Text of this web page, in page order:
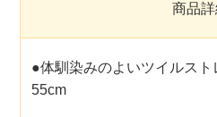
商品
●体馴染みのよいツイルス
55cm